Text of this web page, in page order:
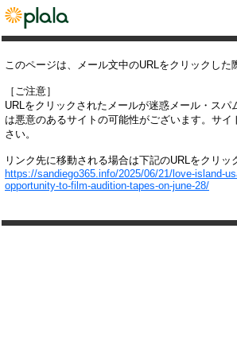
このページは、メール文中のURLをクリックした
［ご注意］
URLをクリックされたメールが迷惑メール・ス
は悪意のあるサイトの可能性がございます。サ
さい。
リンク先に移動される場合は下記のURLをクリッ
https://sandiego365.info/2025/06/21/love-island-
opportunity-to-film-audition-tapes-on-june-28/